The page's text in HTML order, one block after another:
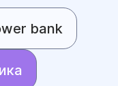
bank